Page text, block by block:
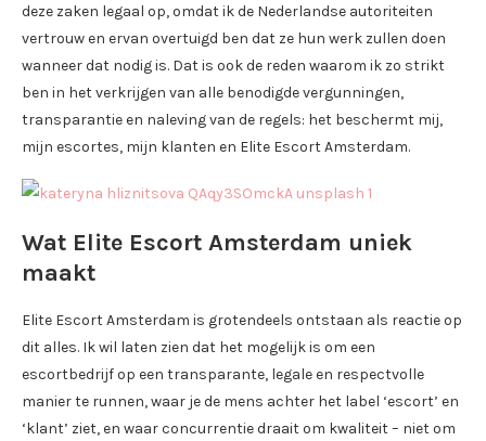
deze zaken legaal op, omdat ik de Nederlandse autoriteiten
vertrouw en ervan overtuigd ben dat ze hun werk zullen doen
wanneer dat nodig is. Dat is ook de reden waarom ik zo strikt
ben in het verkrijgen van alle benodigde vergunningen,
transparantie en naleving van de regels: het beschermt mij,
mijn escortes, mijn klanten en Elite Escort Amsterdam.
Wat Elite Escort Amsterdam uniek
maakt
Elite Escort Amsterdam is grotendeels ontstaan ​​als reactie op
dit alles. Ik wil laten zien dat het mogelijk is om een ​​
escortbedrijf op een transparante, legale en respectvolle
manier te runnen, waar je de mens achter het label ‘escort’ en
‘klant’ ziet, en waar concurrentie draait om kwaliteit – niet om